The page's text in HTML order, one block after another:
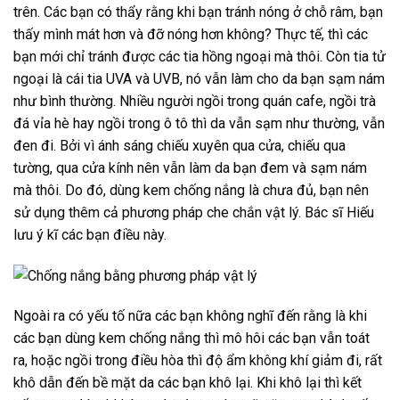
trên. Các bạn có thẩy rằng khi bạn tránh nóng ở chỗ râm, bạn
thấy mình mát hơn và đỡ nóng hơn không? Thực tế, thì các
bạn mới chỉ tránh được các tia hồng ngoại mà thôi. Còn tia tử
ngoại là cái tia UVA và UVB, nó vẫn làm cho da bạn sạm nám
như bình thường. Nhiều người ngồi trong quán cafe, ngồi trà
đá vỉa hè hay ngồi trong ô tô thì da vẫn sạm như thường, vẫn
đen đi. Bởi vì ánh sáng chiếu xuyên qua cửa, chiếu qua
tường, qua cửa kính nên vẫn làm da bạn đem và sạm nám
mà thôi. Do đó, dùng kem chống nắng là chưa đủ, bạn nên
sử dụng thêm cả phương pháp che chắn vật lý. Bác sĩ Hiếu
lưu ý kĩ các bạn điều này.
Ngoài ra có yếu tố nữa các bạn không nghĩ đến rằng là khi
các bạn dùng kem chống nắng thì mô hôi các bạn vẫn toát
ra, hoặc ngồi trong điều hòa thì độ ẩm không khí giảm đi, rất
khô dẫn đến bề mặt da các bạn khô lại. Khi khô lại thì kết